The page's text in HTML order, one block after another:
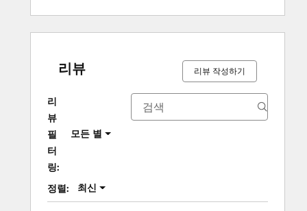
리뷰 리뷰 작성하기
리
뷰
필
터
링:
모든 별
정렬: 최신